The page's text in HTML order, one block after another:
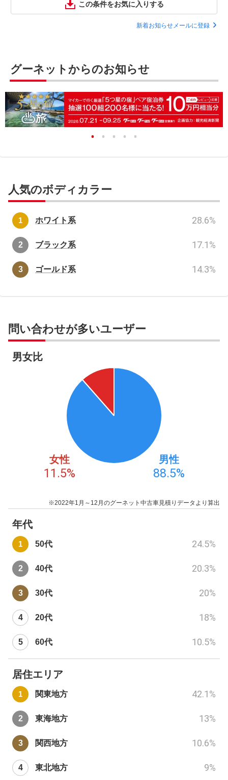
この条件をお気に入りする
新着お知らせメールに登録
グーネットからのお知らせ
人気のボディカラー
ホワイト系 28.6%
ブラック系 17.1%
ゴールド系 14.3%
問い合わせが多いユーザー
男女比
女性
11.5%
男性
88.5%
※2022年1月～12月のグーネット中古車見積りデータより算出
年代
50代 24.5%
40代 20.3%
30代 20%
20代 18%
60代 10.5%
居住エリア
関東地方 42.1%
東海地方 13%
関西地方 10.6%
東北地方 9%